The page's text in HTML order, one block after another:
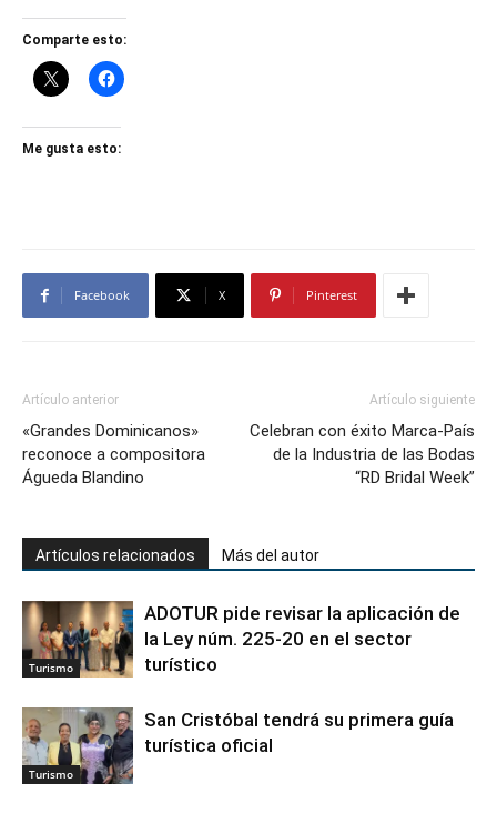
Comparte esto:
Me gusta esto:
Facebook X Pinterest
Artículo anterior
«Grandes Dominicanos»
reconoce a compositora
Águeda Blandino
Artículo siguiente
Celebran con éxito Marca-País
de la Industria de las Bodas
“RD Bridal Week”
Artículos relacionados Más del autor
Turismo
ADOTUR pide revisar la aplicación de
la Ley núm. 225-20 en el sector
turístico
Turismo
San Cristóbal tendrá su primera guía
turística oficial